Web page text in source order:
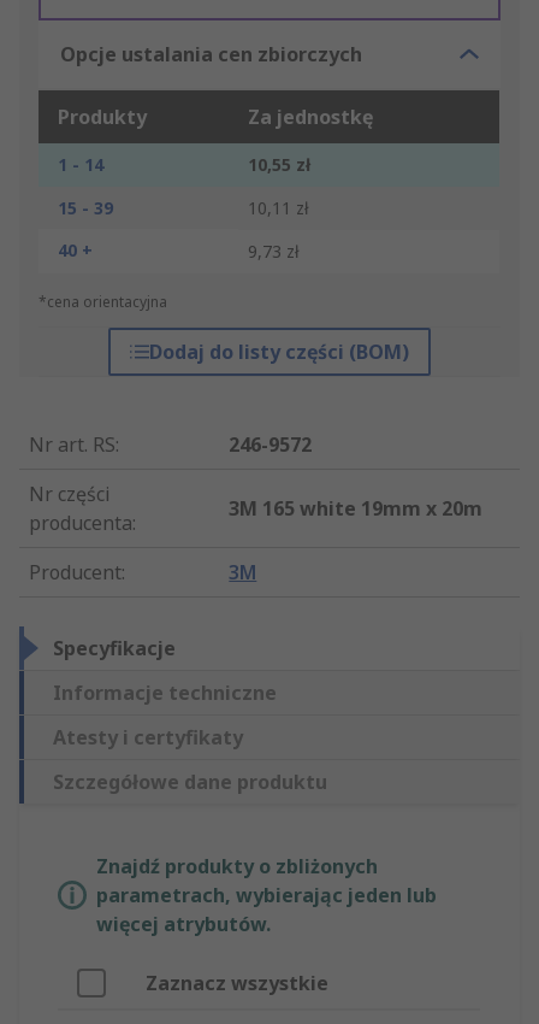
Opcje ustalania cen zbiorczych
Produkty Za jednostkę
1 - 14
10,55 zł
15 - 39
10,11 zł
40 +
9,73 zł
*cena orientacyjna
Dodaj do listy części (BOM)
Nr art. RS:
246-9572
Nr części
producenta:
3M 165 white 19mm x 20m
Producent: 3M
Specyfikacje
Informacje techniczne
Atesty i certyfikaty
Szczegółowe dane produktu
Znajdź produkty o zbliżonych
parametrach, wybierając jeden lub
więcej atrybutów.
Zaznacz wszystkie